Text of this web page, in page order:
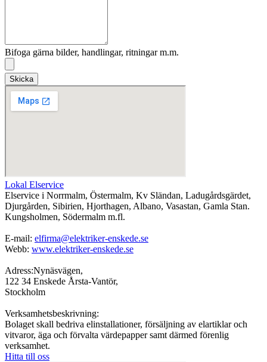
Bifoga gärna bilder, handlingar, ritningar m.m.
Skicka
Lokal Elservice
Elservice i Norrmalm, Östermalm, Kv Sländan, Ladugårdsgärdet,
Djurgården, Sibirien, Hjorthagen, Albano, Vasastan, Gamla Stan.
Kungsholmen, Södermalm m.fl.
E-mail: elfirma@elektriker-enskede.se
Webb: www.elektriker-enskede.se
Adress:Nynäsvägen,
122 34 Enskede Årsta-Vantör,
Stockholm
Verksamhetsbeskrivning:
Bolaget skall bedriva elinstallationer, försäljning av elartiklar och
vitvaror, äga och förvalta värdepapper samt därmed förenlig
verksamhet.
Hitta till oss